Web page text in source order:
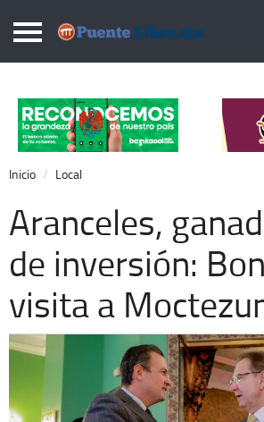
Puentelibre.mx
Local
Nacional
Opinión
Cronos
Economía
Espectáculos
Extra +
Inicio Local
Aranceles,
de inversión:
visita a